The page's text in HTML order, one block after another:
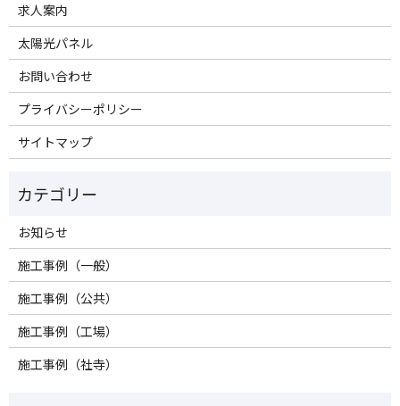
求人案内
太陽光パネル
お問い合わせ
プライバシーポリシー
サイトマップ
お知らせ
施工事例（一般）
施工事例（公共）
施工事例（工場）
施工事例（社寺）